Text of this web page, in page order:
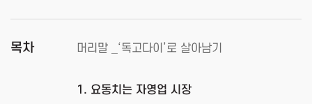
목차 머리말 _‘독고다이’로 살아남기
1. 요동치는 자영업 시장